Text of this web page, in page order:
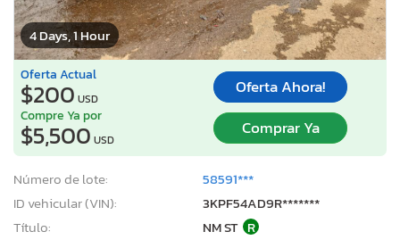
4 Days, 1 Hour
Oferta Actual
$200 USD
Oferta Ahora!
Compre Ya por
$5,500 USD
Comprar Ya
Número de lote:
58591***
ID vehicular (VIN):
3KPF54AD9R*******
Título:
NM ST R